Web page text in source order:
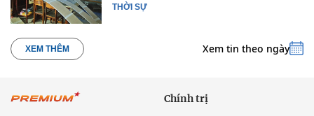
THỜI SỰ
XEM THÊM Xem tin theo ngày
Chính trị